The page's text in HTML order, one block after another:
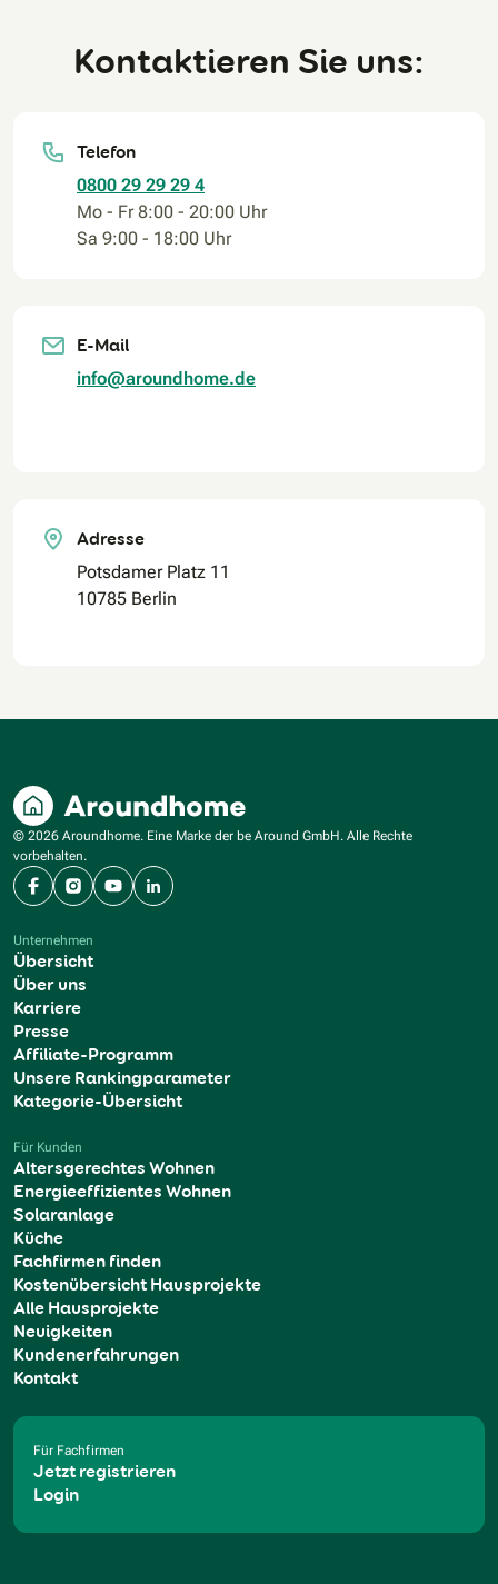
Kontaktieren Sie uns:
Telefon
0800 29 29 29 4
Mo - Fr 8:00 - 20:00 Uhr
Sa 9:00 - 18:00 Uhr
E-Mail
info@aroundhome.de
Adresse
Potsdamer Platz 11
10785 Berlin
© 2026 Aroundhome. Eine Marke der be Around GmbH. Alle Rechte
vorbehalten.
FacebookInstagram
YouTubeLinkedIn
Unternehmen
Übersicht
Über uns
Karriere
Presse
Affiliate-Programm
Unsere Rankingparameter
Kategorie-Übersicht
Für Kunden
Altersgerechtes Wohnen
Energieeffizientes Wohnen
Solaranlage
Küche
Fachfirmen finden
Kostenübersicht Hausprojekte
Alle Hausprojekte
Neuigkeiten
Kundenerfahrungen
Kontakt
Für Fachfirmen
Jetzt registrieren
Login